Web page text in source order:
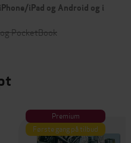
iPad og Android og i
PocketBook
Premium
Første gang på tilbud